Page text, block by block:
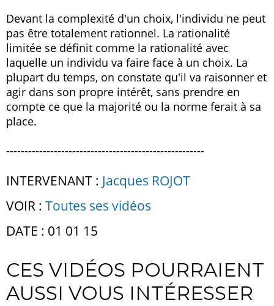
Devant la complexité d'un choix, l'individu ne peut
pas être totalement rationnel. La rationalité
limitée se définit comme la rationalité avec
laquelle un individu va faire face à un choix. La
plupart du temps, on constate qu'il va raisonner et
agir dans son propre intérêt, sans prendre en
compte ce que la majorité ou la norme ferait à sa
place.
------------------------------------------------------
INTERVENANT : Jacques ROJOT
VOIR : Toutes ses vidéos
DATE : 01 01 15
CES VIDÉOS POURRAIENT
AUSSI VOUS INTÉRESSER